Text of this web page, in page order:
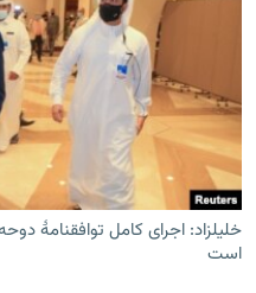
خلیلزاد: اجرای کامل توافقنامۀ
است